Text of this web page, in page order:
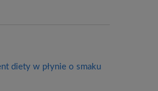
diety w płynie o smaku